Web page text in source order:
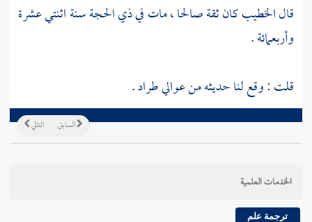
قالالخطيبكان ثقة صالحا ، مات في ذي الحجة سنة اثنتي عشرة
وأربعمائة .
قلت : وقع لنا حديثه من عواليطراد.
التالي السابق
الخدمات العلمية
ترجمة علم